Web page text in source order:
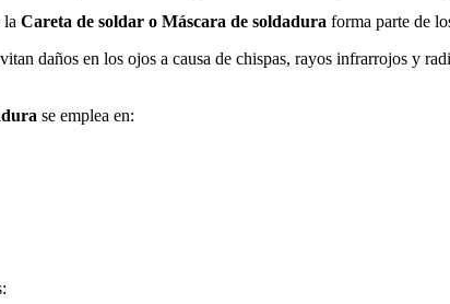
la Careta de soldar o Máscara de soldadura forma parte de
daños en los ojos a causa de chispas, rayos infrarrojos y
se emplea en: